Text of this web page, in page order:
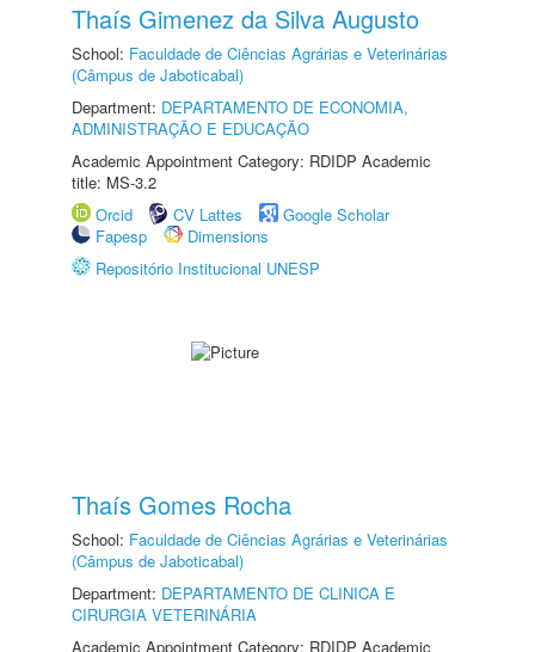
Thaís Gimenez da Silva Augusto
School: Faculdade de Ciências Agrárias e Veterinárias
(Câmpus de Jaboticabal)
Department: DEPARTAMENTO DE ECONOMIA,
ADMINISTRAÇÃO E EDUCAÇÃO
Academic Appointment Category: RDIDP Academic
title: MS-3.2
Orcid
CV Lattes
Google Scholar
Fapesp
Dimensions
Repositório Institucional UNESP
Thaís Gomes Rocha
School: Faculdade de Ciências Agrárias e Veterinárias
(Câmpus de Jaboticabal)
Department: DEPARTAMENTO DE CLINICA E
CIRURGIA VETERINÁRIA
Academic Appointment Category: RDIDP Academic